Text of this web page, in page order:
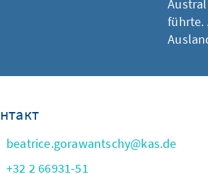
führte.
beatrice.gorawantschy@kas.de
+32 2 66931-51